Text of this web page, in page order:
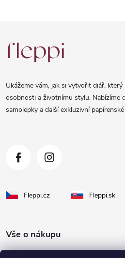
á
Ukážeme vám, jak si vytvořit diář,
osobnosti a životnímu stylu. Nabízíme
samolepky a další exkluzivní
Fleppi.cz Fleppi.sk
Vše o nákupu